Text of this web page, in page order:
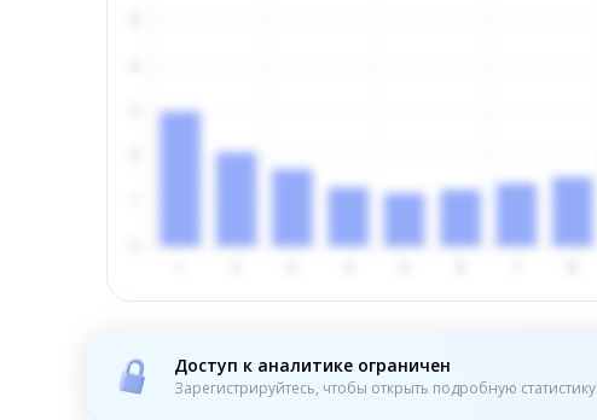
Доступ к аналитике ограничен
Зарегистрируйтесь, чтобы открыть подробную статистику